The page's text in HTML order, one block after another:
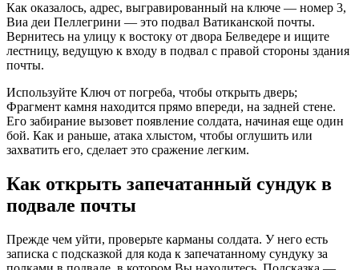
Как оказалось, адрес, выгравированный на ключе — номер 3,
Виа деи Пеллегрини — это подвал Ватиканской почты.
Вернитесь на улицу к востоку от двора Белведере и ищите
лестницу, ведущую к входу в подвал с правой стороны здания
почты.
Используйте Ключ от погреба, чтобы открыть дверь;
Фрагмент камня находится прямо впереди, на задней стене.
Его забирание вызовет появление солдата, начиная еще один
бой. Как и раньше, атака хлыстом, чтобы оглушить или
захватить его, сделает это сражение легким.
Как открыть запечатанный сундук в
подвале почты
Прежде чем уйти, проверьте карманы солдата. У него есть
записка с подсказкой для кода к запечатанному сундуку за